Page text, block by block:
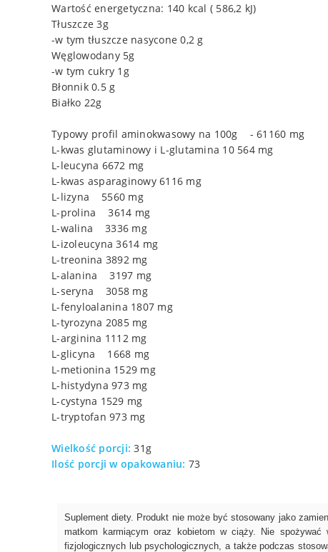
Wartość energetyczna: 140 kcal ( 586,2 kJ)
Tłuszcze 3g
-w tym tłuszcze nasycone 0,2 g
Węglowodany 5g
-w tym cukry 1g
Błonnik 0.5 g
Białko 22g
Typowy profil aminokwasowy na 100g - 61160 mg
L-kwas glutaminowy i L-glutamina 10 564 mg
L-leucyna 6672 mg
L-kwas asparaginowy 6116 mg
L-lizyna 5560 mg
L-prolina 3614 mg
L-walina 3336 mg
L-izoleucyna 3614 mg
L-treonina 3892 mg
L-alanina 3197 mg
L-seryna 3058 mg
L-fenyloalanina 1807 mg
L-tyrozyna 2085 mg
L-arginina 1112 mg
L-glicyna 1668 mg
L-metionina 1529 mg
L-histydyna 973 mg
L-cystyna 1529 mg
L-tryptofan 973 mg
Wielkość porcji: 31g
Ilość porcji w opakowaniu: 73